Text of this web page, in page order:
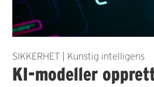
SIKKERHET | Kunstig intelligens
KI-modeller